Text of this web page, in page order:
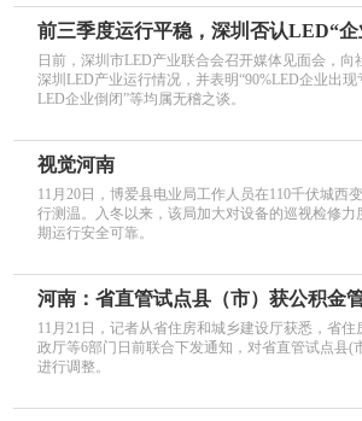
前三季度运行平稳，深圳否认LED“
日前，深圳市LED产业联合会召开媒体见面会，向
深圳LED产业运行情况，并表明“90%LED企业出
LED企业倒闭”等均属无稽之谈。
视觉河南
11月20日，博爱县电业局工作人员在110千伏城西
行测温。入冬以来，该局加大对设备的巡视检修力
期运行安全可靠。
河南：省直管试点县（市）获公积金
11月21日，记者从省住房和城乡建设厅获悉，省
政厅等6部门日前联合下发通知，对省直管试点县(
进行调整。